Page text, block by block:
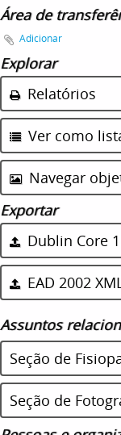
Área de
Adicionar
Explorar
Relatórios
Ver como
Navegar
Exportar
Dublin Core
EAD 2002
Assuntos
Seção de
Seção de